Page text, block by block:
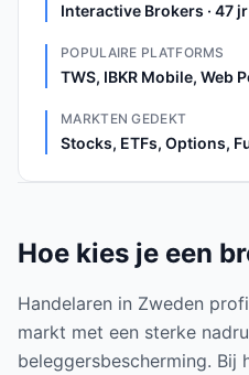
Interactive Brokers · 47 jr
POPULAIRE PLATFORMS
TWS, IBKR Mobile, Web
MARKTEN GEDEKT
Stocks, ETFs, Options,
Hoe kies je een
Handelaren in Zweden
markt met een sterke
beleggersbescherming. Bij